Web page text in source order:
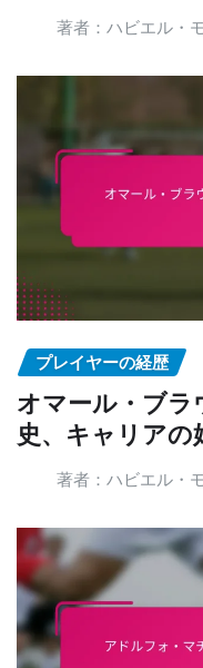
著者：ハビエル・
プレイヤーの経歴
オマール・ブラ
史、キャリアの
著者：ハビエル・